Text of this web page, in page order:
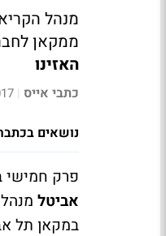
מנהל
ממקאן
האזינו
כתבי אייס |
נושאים
פרק חמישי
אביטל
במקאן תל